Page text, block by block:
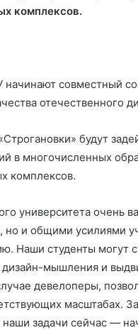
комплексов.
совместный
отечественного
будут
в многочисленных
комплексов.
университета очень
и общими усилиями
Наши студенты могут
мышления и
девелоперы,
масштабах.
задачи сейчас —